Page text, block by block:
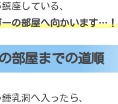
座している、
ーの部屋へ向かいます…！
部屋までの道順
乳洞へ入ったら、